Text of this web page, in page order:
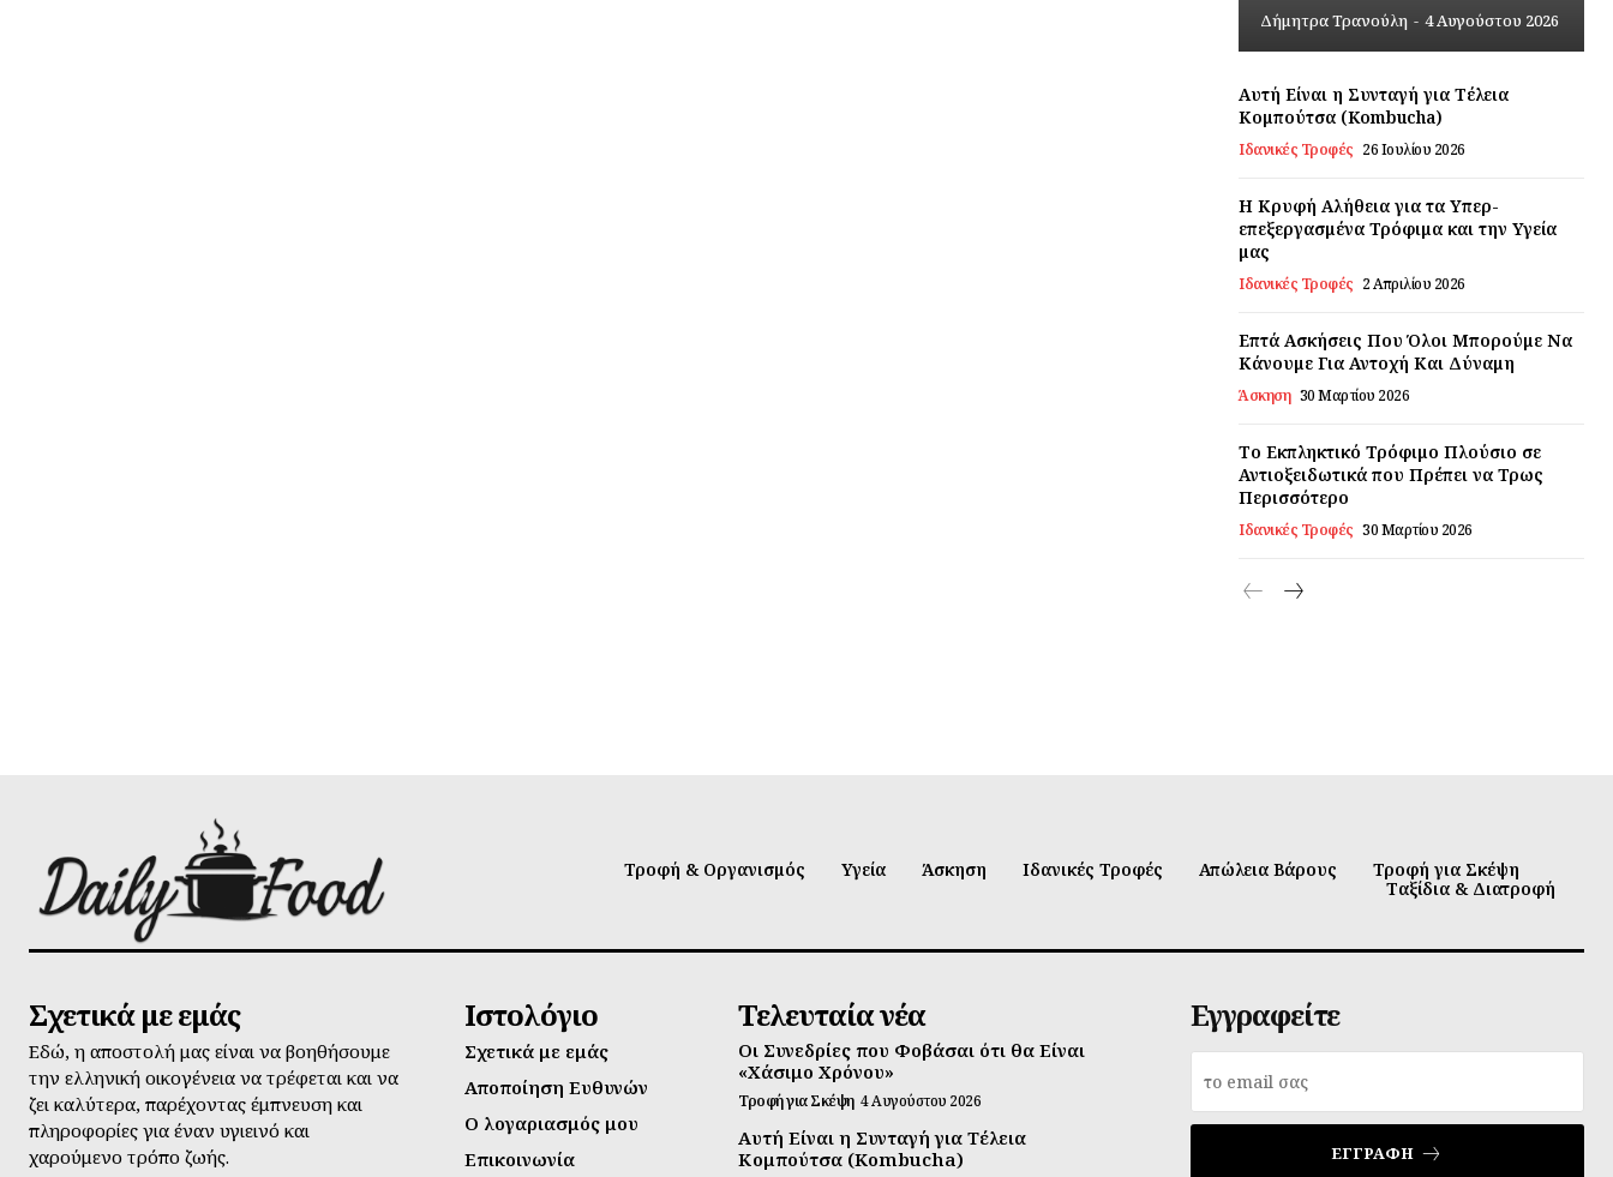
Δήμητρα Τρανούλη - 4 Αυγούστου 2026
Αυτή Είναι η Συνταγή για Τέλεια
Κομπούτσα (Kombucha)
Ιδανικές Τροφές 26 Ιουλίου 2026
Η Κρυφή Αλήθεια για τα Υπερ-
επεξεργασμένα Τρόφιμα και την Υγεία
μας
Ιδανικές Τροφές 2 Απριλίου 2026
Επτά Ασκήσεις Που Όλοι Μπορούμε Να
Κάνουμε Για Αντοχή Και Δύναμη
Άσκηση 30 Μαρτίου 2026
Το Εκπληκτικό Τρόφιμο Πλούσιο σε
Αντιοξειδωτικά που Πρέπει να Τρως
Περισσότερο
Ιδανικές Τροφές 30 Μαρτίου 2026
Τροφή & Οργανισμός Υγεία Άσκηση Ιδανικές Τροφές Απώλεια Βάρους
Τροφή για Σκέψη
Ταξίδια & Διατροφή
Σχετικά με εμάς
Εδώ, η αποστολή μας είναι να βοηθήσουμε
την ελληνική οικογένεια να τρέφεται και να
ζει καλύτερα, παρέχοντας έμπνευση και
πληροφορίες για έναν υγιεινό και
χαρούμενο τρόπο ζωής.
Ιστολόγιο
Σχετικά με εμάς
Αποποίηση Ευθυνών
Ο λογαριασμός μου
Επικοινωνία
Τελευταία νέα
Οι Συνεδρίες που Φοβάσαι ότι θα Είναι
«Χάσιμο Χρόνου»
Τροφή για Σκέψη 4 Αυγούστου 2026
Αυτή Είναι η Συνταγή για Τέλεια
Κομπούτσα (Kombucha)
Εγγραφείτε
ΕΓΓΡΑΦΉ